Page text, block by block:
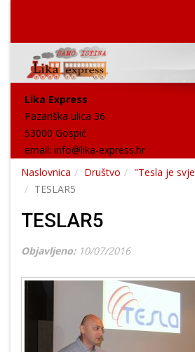
Lika Express
Pazariška ulica 36
53000 Gospić
email: info@lika-express.hr
Naslovnica
Društvo
"Tesla je
TESLAR5
TESLAR5
Objavljeno: 10/07/2016